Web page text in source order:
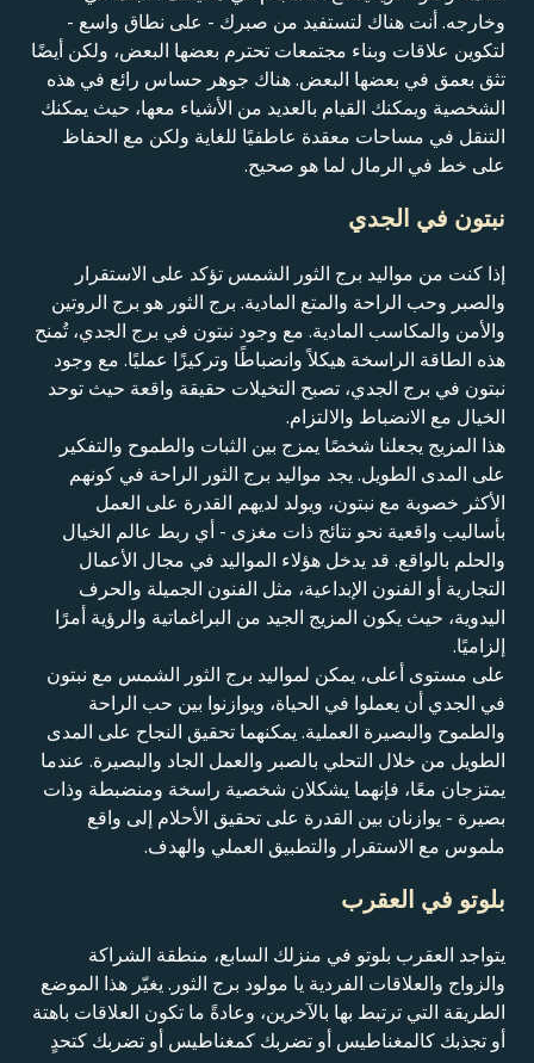
وخارجه. أنت هناك لتستفيد من صبرك - على نطاق واسع -
لتكوين علاقات وبناء مجتمعات تحترم بعضها البعض، ولكن أيضًا
تثق بعمق في بعضها البعض. هناك جوهر حساس رائع في هذه
الشخصية ويمكنك القيام بالعديد من الأشياء معها، حيث يمكنك
التنقل في مساحات معقدة عاطفيًا للغاية ولكن مع الحفاظ
على خط في الرمال لما هو صحيح.
نبتون في الجدي
إذا كنت من مواليد برج الثور الشمس تؤكد على الاستقرار
والصبر وحب الراحة والمتع المادية. برج الثور هو برج الروتين
والأمن والمكاسب المادية. مع وجود نبتون في برج الجدي، تُمنح
هذه الطاقة الراسخة هيكلاً وانضباطًا وتركيزًا عمليًا. مع وجود
نبتون في برج الجدي، تصبح التخيلات حقيقة واقعة حيث توحد
الخيال مع الانضباط والالتزام.
هذا المزيج يجعلنا شخصًا يمزج بين الثبات والطموح والتفكير
على المدى الطويل. يجد مواليد برج الثور الراحة في كونهم
الأكثر خصوبة مع نبتون، ويولد لديهم القدرة على العمل
بأساليب واقعية نحو نتائج ذات مغزى - أي ربط عالم الخيال
والحلم بالواقع. قد يدخل هؤلاء المواليد في مجال الأعمال
التجارية أو الفنون الإبداعية، مثل الفنون الجميلة والحرف
اليدوية، حيث يكون المزيج الجيد من البراغماتية والرؤية أمرًا
إلزاميًا.
على مستوى أعلى، يمكن لمواليد برج الثور الشمس مع نبتون
في الجدي أن يعملوا في الحياة، ويوازنوا بين حب الراحة
والطموح والبصيرة العملية. يمكنهما تحقيق النجاح على المدى
الطويل من خلال التحلي بالصبر والعمل الجاد والبصيرة. عندما
يمتزجان معًا، فإنهما يشكلان شخصية راسخة ومنضبطة وذات
بصيرة - يوازنان بين القدرة على تحقيق الأحلام إلى واقع
ملموس مع الاستقرار والتطبيق العملي والهدف.
بلوتو في العقرب
يتواجد العقرب بلوتو في منزلك السابع، منطقة الشراكة
والزواج والعلاقات الفردية يا مولود برج الثور. يغيّر هذا الموضع
الطريقة التي ترتبط بها بالآخرين، وعادةً ما تكون العلاقات باهتة
أو تجذبك كالمغناطيس أو تضربك كمغناطيس أو تضربك كتحدٍ